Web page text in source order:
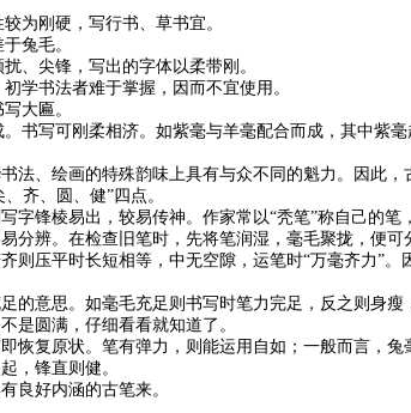
刚硬，写行书、草书宜。
兔毛。
尖锋，写出的字体以柔带刚。
书法者难于掌握，因而不宜使用。
大匾。
写可刚柔相济。如紫毫与羊毫配合而成，其中紫毫
、绘画的特殊韵味上具有与众不同的魁力。因此，
齐、圆、健”四点。
锋棱易出，较易传神。作家常以“秃笔”称自己的笔
分辨。在检查旧笔时，先将笔润湿，毫毛聚拢，便可
压平时长短相等，中无空隙，运笔时“万毫齐力”。
意思。如毫毛充足则书写时笔力完足，反之则身瘦
是圆满，仔细看看就知道了。
复原状。笔有弹力，则能运用自如；一般而言，兔
，锋直则健。
好内涵的古笔来。